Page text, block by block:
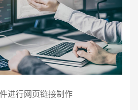
行网页链接制作
公司名称 名字